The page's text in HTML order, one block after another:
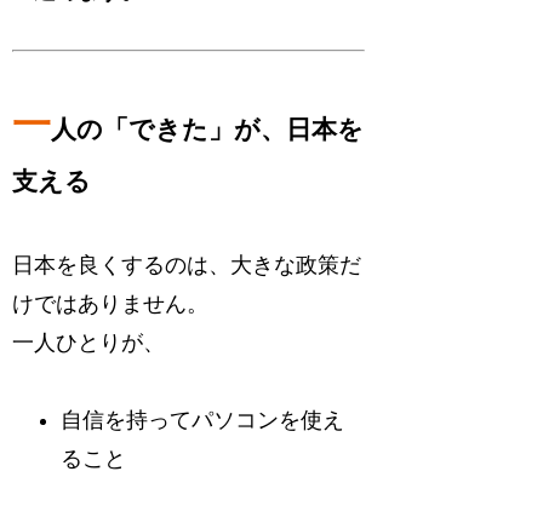
一人の「できた」が、日本を
支える
日本を良くするのは、大きな政策だ
けではありません。
一人ひとりが、
自信を持ってパソコンを使え
ること